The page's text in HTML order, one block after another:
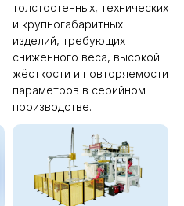
толстостенных, технических
и крупногабаритных
изделий, требующих
сниженного веса, высокой
жёсткости и повторяемости
параметров в серийном
производстве.